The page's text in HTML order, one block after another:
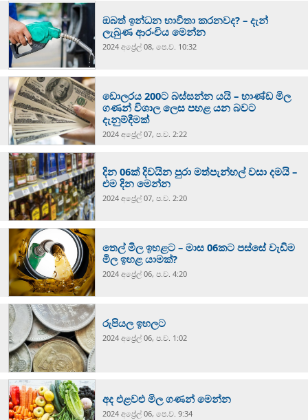
ඔබත් ඉන්ධන භාවිතා කරනවද? – දැන්
ලැබුණ ආරංචිය මෙන්න
2024 අප්‍රේල් 08, පෙ.ව. 10:32
ඩොලරය 200ට බස්සන්න යයි – භාණ්ඩ මිල
ගණන් විශාල ලෙස පහළ යන බවට
දැනුම්දීමක්
2024 අප්‍රේල් 07, ප.ව. 2:22
දින 06ක් දිවයින පුරා මත්පැන්හල් වසා දමයි –
එම දින මෙන්න
2024 අප්‍රේල් 07, ප.ව. 2:20
තෙල් මිල ඉහළට – මාස 06කට පස්සේ වැඩිම
මිල ඉහළ යාමක්?
2024 අප්‍රේල් 06, ප.ව. 4:20
රුපියල ඉහලට
2024 අප්‍රේල් 06, ප.ව. 1:02
අද එළවළු මිල ගණන් මෙන්න
2024 අප්‍රේල් 06, පෙ.ව. 9:34